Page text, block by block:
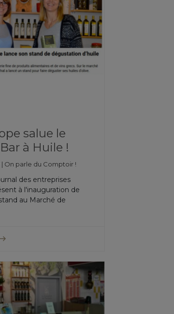
salue le
à Huile !
On parle du Comptoir !
des entreprises
à l'inauguration de
au Marché de